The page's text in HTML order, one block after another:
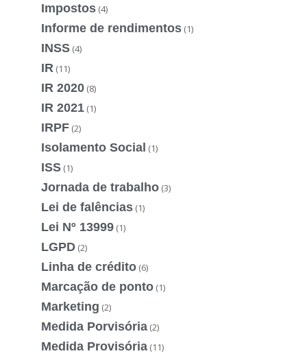
Impostos (4)
Informe de rendimentos (1)
INSS (4)
IR (11)
IR 2020 (8)
IR 2021 (1)
IRPF (2)
Isolamento Social (1)
ISS (1)
Jornada de trabalho (3)
Lei de falências (1)
Lei Nº 13999 (1)
LGPD (2)
Linha de crédito (6)
Marcação de ponto (1)
Marketing (2)
Medida Porvisória (2)
Medida Provisória (11)